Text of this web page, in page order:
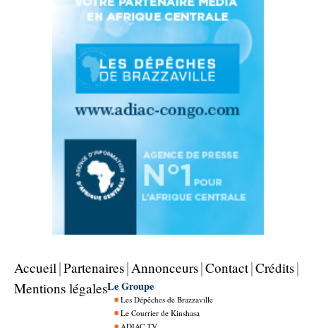
Accueil Partenaires Annonceurs Contact Crédits
Mentions légalesLe Groupe
Les Dépêches de Brazzaville
Le Courrier de Kinshasa